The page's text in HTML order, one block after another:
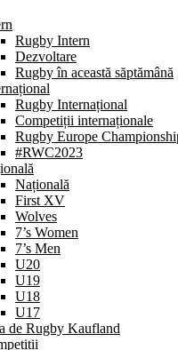
Rugby Intern
Dezvoltare
Rugby în această săptămână
Rugby Internațional
Competiții internaționale
Rugby Europe
#RWC2023
Națională
First XV
Wolves
7’s Women
7’s Men
U20
U19
U18
U17
de Rugby Kaufland